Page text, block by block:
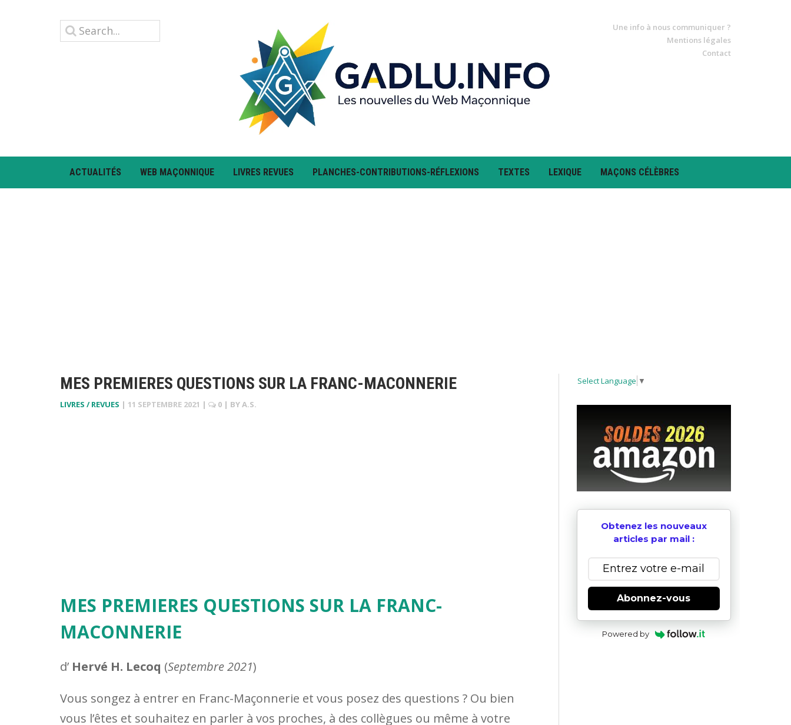
Une info à nous communiquer ?
Mentions légales
Contact
ACTUALITÉS WEB MAÇONNIQUE LIVRES REVUES PLANCHES-CONTRIBUTIONS-RÉFLEXIONS TEXTES LEXIQUE MAÇONS CÉLÈBRES
MES PREMIERES QUESTIONS SUR LA FRANC-MACONNERIE
LIVRES / REVUES | 11 SEPTEMBRE 2021 | 0 | BYA.S.
MES PREMIERES QUESTIONS SUR LA FRANC-
MACONNERIE
d’ Hervé H. Lecoq (Septembre 2021)
Vous songez à entrer en Franc-Maçonnerie et vous posez des questions ? Ou bien
vous l’êtes et souhaitez en parler à vos proches, à des collègues ou même à votre
Select Language ▼
Obtenez les nouveaux
articles par mail :
Abonnez-vous
Powered by